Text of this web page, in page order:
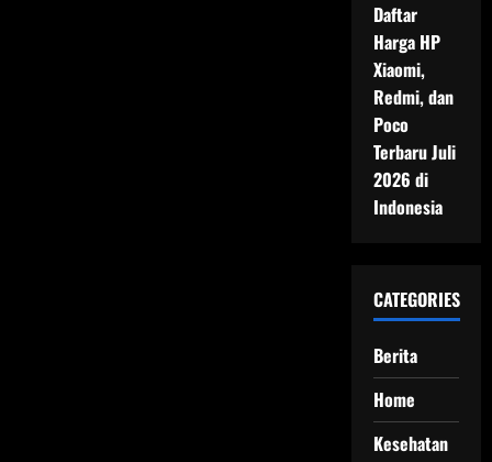
Daftar
Harga HP
Xiaomi,
Redmi, dan
Poco
Terbaru Juli
2026 di
Indonesia
CATEGORIES
Berita
Home
Kesehatan